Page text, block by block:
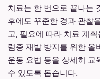
치료는 한 번으로 끝나는
후에도 꾸준한 경과 관찰
고, 필요에 따라 치료 계
럼증 재발 방지를 위한 올
운동 요법 등을 상세히
수 있도록 돕습니다.